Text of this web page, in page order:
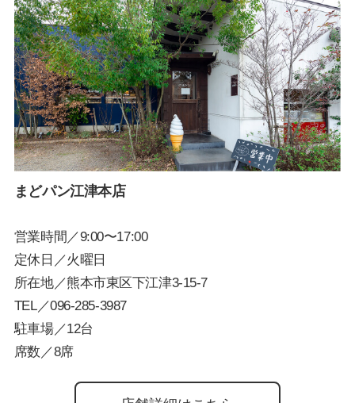
まどパン江津本店
営業時間／9:00〜17:00
定休日／火曜日
所在地／熊本市東区下江津3-15-7
TEL／096-285-3987
駐車場／12台
席数／8席